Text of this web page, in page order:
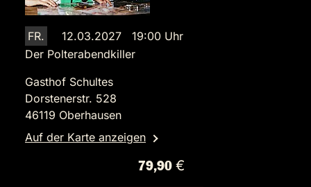
FR.
12.03.2027 19:00 Uhr
Der Polterabendkiller
Gasthof Schultes
Dorstenerstr. 528
46119 Oberhausen
Auf der Karte anzeigen
79,90 €